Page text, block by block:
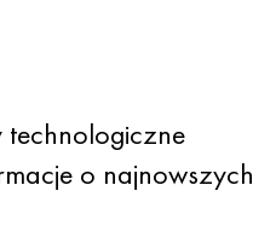
o najnowszych